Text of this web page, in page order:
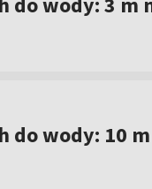
do wody: 10